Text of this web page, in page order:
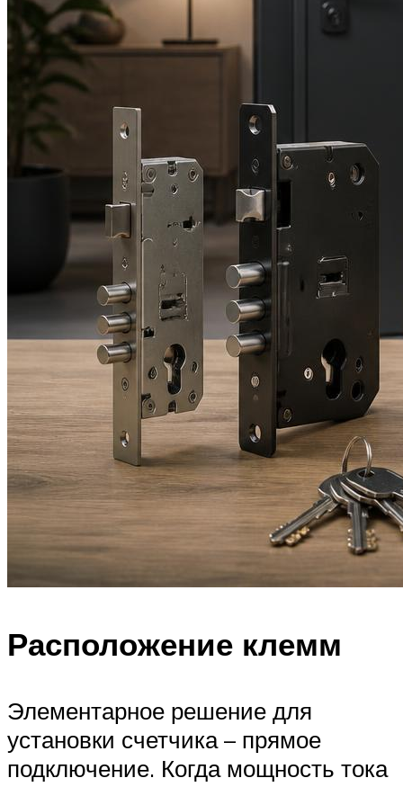
Расположение клемм
Элементарное решение для
установки счетчика – прямое
подключение. Когда мощность тока